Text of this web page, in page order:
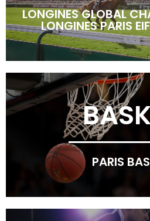
LONGINES GLOBAL
LONGINES PARIS
PARIS